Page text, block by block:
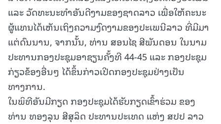
ແລະ ວັດທະນະທຳອັນດີງາມຂອງຊາດລາວ ເພື່ອໃຫ້ຄະນະ
ຜູ້ແທນໄດ້ເຫັນເຖິງຄວາມງົດງາມຂອງປະເພນີລາວ ທີ່ມີມາ
ແຕ່ດົນນານ, ຈາກນັ້ນ, ທ່ານ ສອນໄຊ ສີພັນດອນ ໃນນາມ
ປະທານກອງປະຊຸມອາຊຽນຄັ້ງທີ 44-45 ແລະ ກອງປະຊຸມ
ກ່ຽວຂ້ອງອື່ນໆ ໄດ້ຂຶ້ນກ່າວເປີດກອງປະຊຸມຢ່າງເປັນ
ທາງການ.
ໃນພິທີອັນມີກຽດ ກອງປະຊຸມໄດ້ຮັບກຽດເຂົ້າຮ່ວມ ຂອງ
ທ່ານ ທອງລຸນ ສີສຸລິດ ປະທານປະເທດ ແຫ່ງ ສປປ ລາວ